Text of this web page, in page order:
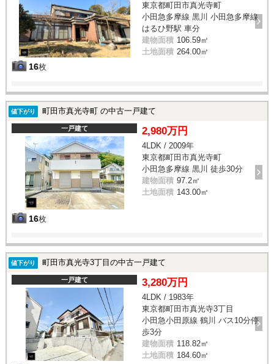
16枚
東京都町田市真光寺町
小田急多摩線 黒川 小田急多摩線
はるひ野駅 車分
建物面積 106.59㎡
土地面積 264.00㎡
値下がり 町田市真光寺町 の中古一戸建て
一戸建て
16枚
2,980万円
4LDK / 2009年
東京都町田市真光寺町
小田急多摩線 黒川 徒歩30分
建物面積 97.2㎡
土地面積 143.00㎡
値下がり 町田市真光寺3丁目の中古一戸建て
一戸建て 3,280万円
4LDK / 1983年
東京都町田市真光寺3丁目
小田急小田原線 鶴川 バス10分停
歩3分
建物面積 118.82㎡
土地面積 184.60㎡